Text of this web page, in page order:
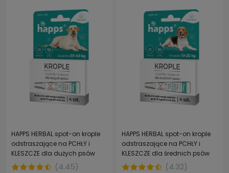
HAPPS HERBAL spot-on krople
odstraszające na PCHŁY i
KLESZCZE dla dużych psów
(20-40 kg)
(4.45)
HAPPS HERBAL spot-on krople
odstraszające na PCHŁY i
KLESZCZE dla średnich psów
(10-20 kg)
(4.32)